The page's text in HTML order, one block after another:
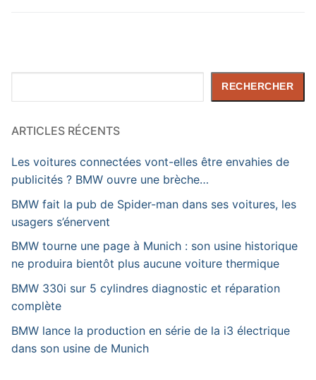
RECHERCHER
ARTICLES RÉCENTS
Les voitures connectées vont-elles être envahies de
publicités ? BMW ouvre une brèche…
BMW fait la pub de Spider-man dans ses voitures, les
usagers s’énervent
BMW tourne une page à Munich : son usine historique
ne produira bientôt plus aucune voiture thermique
BMW 330i sur 5 cylindres diagnostic et réparation
complète
BMW lance la production en série de la i3 électrique
dans son usine de Munich